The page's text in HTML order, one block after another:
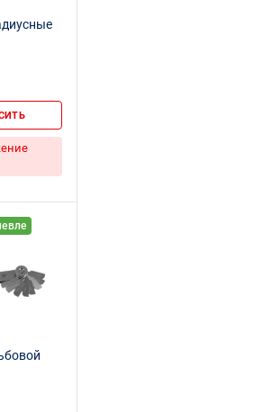
28)